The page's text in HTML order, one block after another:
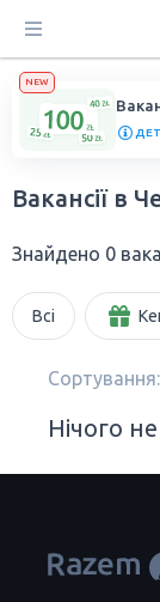
NEW
Вакансії в
Знайдено 0
Всі
Сортування:
Нічого